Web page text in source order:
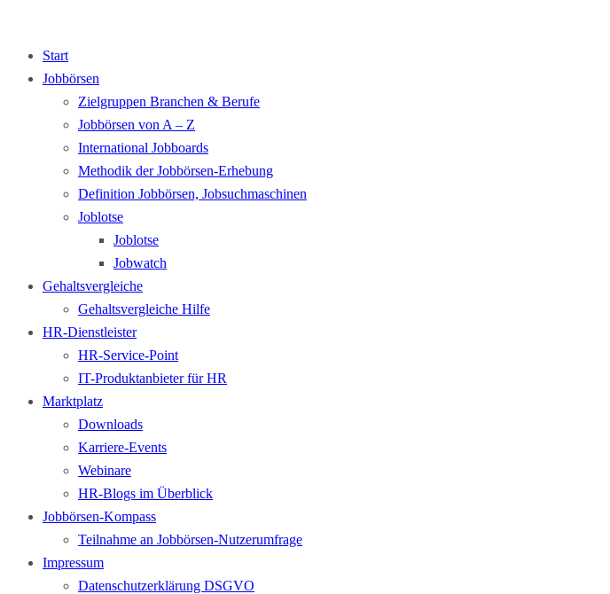
Start
Jobbörsen
Zielgruppen Branchen & Berufe
Jobbörsen von A – Z
International Jobboards
Methodik der Jobbörsen-Erhebung
Definition Jobbörsen, Jobsuchmaschinen
Joblotse
Joblotse
Jobwatch
Gehaltsvergleiche
Gehaltsvergleiche Hilfe
HR-Dienstleister
HR-Service-Point
IT-Produktanbieter für HR
Marktplatz
Downloads
Karriere-Events
Webinare
HR-Blogs im Überblick
Jobbörsen-Kompass
Teilnahme an Jobbörsen-Nutzerumfrage
Impressum
Datenschutzerklärung DSGVO